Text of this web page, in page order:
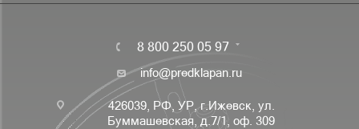
8 800 250 05 97
info@predklapan.ru
426039, РФ, УР, г.Ижевск, ул.
Буммашевская, д.7/1, оф. 309